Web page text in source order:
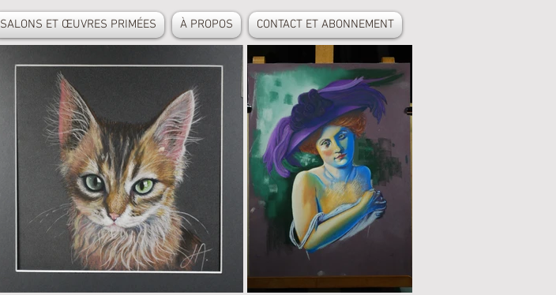
SALONS ET ŒUVRES PRIMÉES À PROPOS CONTACT ET ABONNEMENT